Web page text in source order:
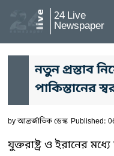
24 Live
Newspaper
নতুন প্রস্তাব
পাকিস্তানের
byআন্তর্জাতিক ডেস্ক Published:
যুক্তরাষ্ট্র ও ইরানের